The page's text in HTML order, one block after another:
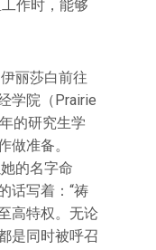
作时，能够
丽莎白前往
学院（Prairie
的研究生学
做准备。
的名字命
话写着：“祷
高特权。无论
是同时被呼召